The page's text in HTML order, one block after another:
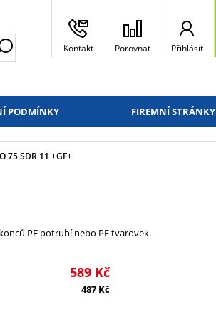
Kontakt Porovnat Přihlásit
PODMÍNKY FIREMNÍ STRÁNKY
75 SDR 11 +GF+
PE potrubí nebo PE tvarovek.
589 Kč
487 Kč